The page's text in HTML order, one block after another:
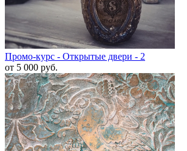
Промо-курс - Открытые двери - 2
от 5 000 руб.